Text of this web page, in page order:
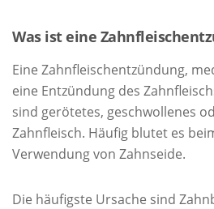
Was ist eine
Eine Zahnfleischentzündung,
eine Entzündung des
sind gerötetes, geschwollenes
Zahnfleisch. Häufig blutet es
Verwendung von Zahnseide.
Die häufigste Ursache sind